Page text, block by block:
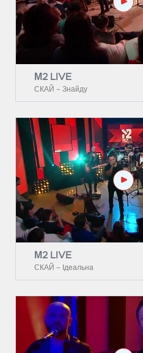
М2 LIVE
СКАЙ – Знайду
М2 LIVE
СКАЙ – Ідеальна